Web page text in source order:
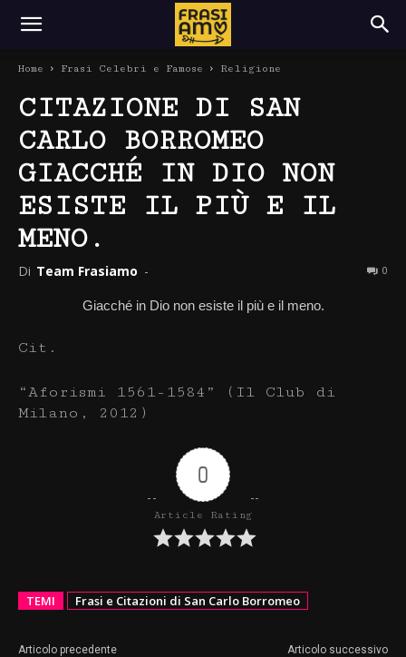
Home Frasi Celebri e Famose Religione
CITAZIONE DI SAN
CARLO BORROMEO
GIACCHÉ IN DIO NON
ESISTE IL PIÙ E IL
MENO.
Di Team Frasiamo - 0
Giacché in Dio non esiste il più e il meno.
Cit.
“Aforismi 1561-1584” (Il Club di
Milano, 2012)
0
Article Rating
TEMI Frasi e Citazioni di San Carlo Borromeo
Articolo precedente Articolo successivo